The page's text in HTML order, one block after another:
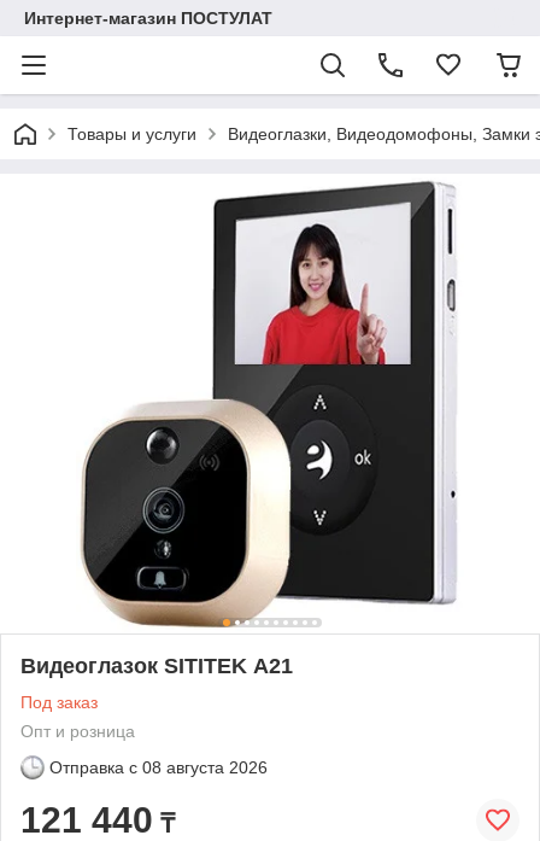
Интернет-магазин ПОСТУЛАТ
Товары и услуги Видеоглазки, Видеодомофоны, Замки
Видеоглазок SITITEK А21
Под заказ
Опт и розница
Отправка с 08 августа 2026
121 440 ₸